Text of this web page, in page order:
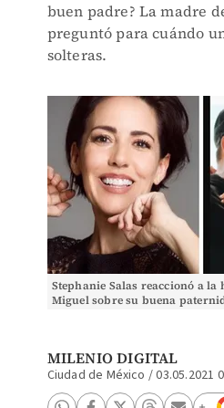
buen padre? La madre
preguntó para cuándo
solteras.
Stephanie Salas reaccionó a la
Miguel sobre su buena
MILENIO DIGITAL
Ciudad de México /03.05.2021